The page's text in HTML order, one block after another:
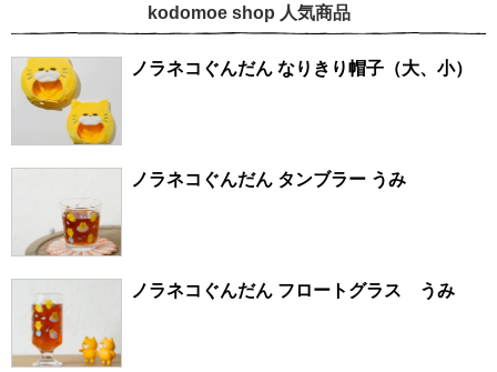
kodomoe shop 人気商品
ノラネコぐんだん なりきり帽子（大、小）
ノラネコぐんだん タンブラー うみ
ノラネコぐんだん フロートグラス うみ